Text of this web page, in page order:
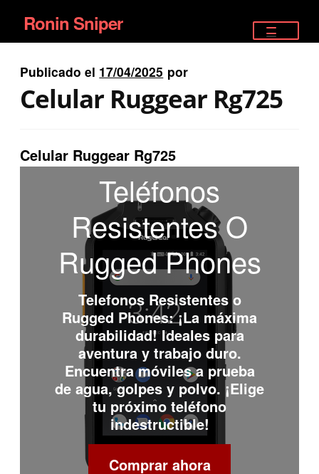
Ir
a
la
navegación
Ir
al
contenido
Ronin Sniper
EQUIPAMIENTO ÉLITE
RIFLES DEPORTIVOS
Publicado el 17/04/2025 por
Celular Ruggear Rg725
Celular Ruggear Rg725
Teléfonos
Resistentes O
Rugged Phones
Telefonos Resistentes o
Rugged Phones: ¡La máxima
durabilidad! Ideales para
aventura y trabajo duro.
Encuentra móviles a prueba
de agua, golpes y polvo. ¡Elige
tu próximo teléfono
indestructible!
Comprar ahora